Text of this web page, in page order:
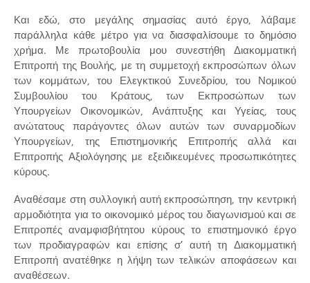
Και εδώ, στο μεγάλης σημασίας αυτό έργο, λάβαμε
παράλληλα κάθε μέτρο για να διασφαλίσουμε το δημόσιο
χρήμα. Με πρωτοβουλία μου συνεστήθη Διακομματική
Επιτροπή της Βουλής, με τη συμμετοχή εκπροσώπων όλων
των κομμάτων, του Ελεγκτικού Συνεδρίου, του Νομικού
Συμβουλίου του Κράτους, των Εκπροσώπων των
Υπουργείων Οικονομικών, Ανάπτυξης και Υγείας, τους
ανώτατους παράγοντες όλων αυτών των συναρμοδίων
Υπουργείων, της Επιστημονικής Επιτροπής αλλά και
Επιτροπής Αξιολόγησης με εξειδικευμένες προσωπικότητες
κύρους.
Αναθέσαμε στη συλλογική αυτή εκπροσώπηση, την κεντρική
αρμοδιότητα για το οικονομικό μέρος του διαγωνισμού και σε
Επιτροπές αναμφισβήτητου κύρους το επιστημονικό έργο
των προδιαγραφών και επίσης σ’ αυτή τη Διακομματική
Επιτροπή ανατέθηκε η λήψη των τελικών αποφάσεων και
αναθέσεων.